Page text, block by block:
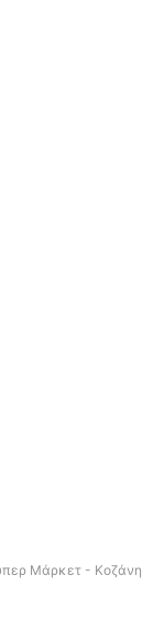
Μάρκετ - Κοζάνη